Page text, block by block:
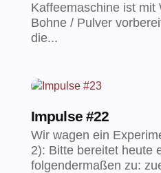
Kaffeemaschine ist mit
Bohne / Pulver
die...
Impulse #22
Wir wagen ein
2): Bitte bereitet heute
folgendermaßen zu: